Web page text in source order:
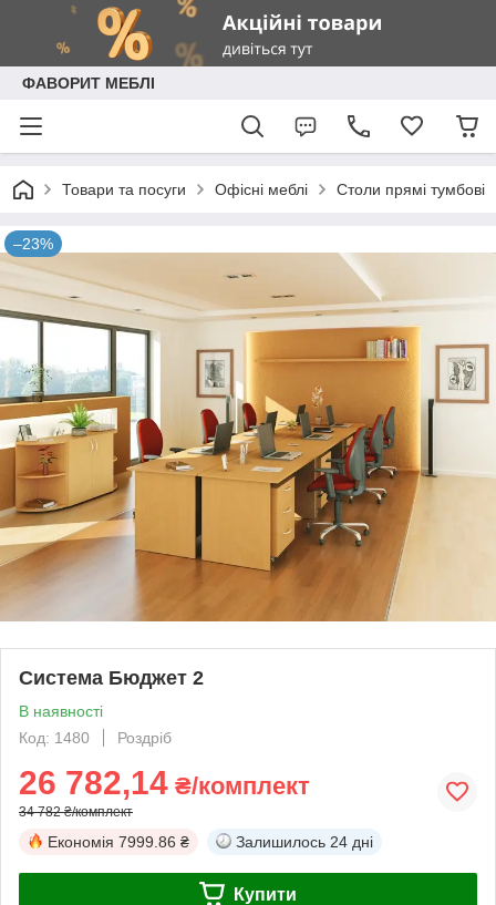
ФАВОРИТ МЕБЛІ
Товари та посуги Офісні меблі Столи прямі тумбові
–23%
Система Бюджет 2
В наявності
Код: 1480
Роздріб
26 782,14 ₴/комплект
34 782 ₴/комплект
Економія 7999.86 ₴ Залишилось 24 дні
Купити